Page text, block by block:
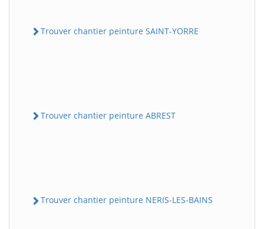
Trouver chantier peinture SAINT-YORRE
Trouver chantier peinture ABREST
Trouver chantier peinture NERIS-LES-BAINS